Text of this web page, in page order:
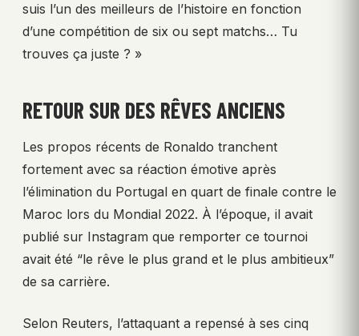
suis l’un des meilleurs de l’histoire en fonction
d’une compétition de six ou sept matchs… Tu
trouves ça juste ? »
RETOUR SUR DES RÊVES ANCIENS
Les propos récents de Ronaldo tranchent
fortement avec sa réaction émotive après
l’élimination du Portugal en quart de finale contre le
Maroc lors du Mondial 2022. À l’époque, il avait
publié sur Instagram que remporter ce tournoi
avait été “le rêve le plus grand et le plus ambitieux”
de sa carrière.
Selon Reuters, l’attaquant a repensé à ses cinq